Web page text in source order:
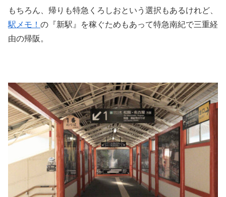
もちろん、帰りも特急くろしおという選択もあるけれど、
駅メモ！ の『新駅』を稼ぐためもあって特急南紀で三重経
由の帰阪。